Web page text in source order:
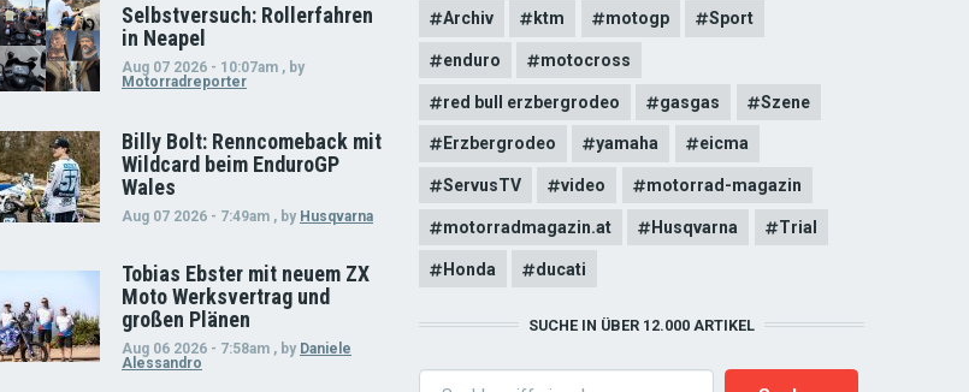
Selbstversuch: Rollerfahren
in Neapel
Aug 07 2026 - 10:07am , by
Motorradreporter
Billy Bolt: Renncomeback mit
Wildcard beim EnduroGP
Wales
Aug 07 2026 - 7:49am , by Husqvarna
Tobias Ebster mit neuem ZX
Moto Werksvertrag und
großen Plänen
Aug 06 2026 - 7:58am , by Daniele
Alessandro
Archiv ktm motogp Sport
enduro motocross
red bull erzbergrodeo gasgas Szene
Erzbergrodeo yamaha eicma
ServusTV video motorrad-magazin
motorradmagazin.at Husqvarna Trial
Honda ducati
SUCHE IN ÜBER 12.000 ARTIKEL